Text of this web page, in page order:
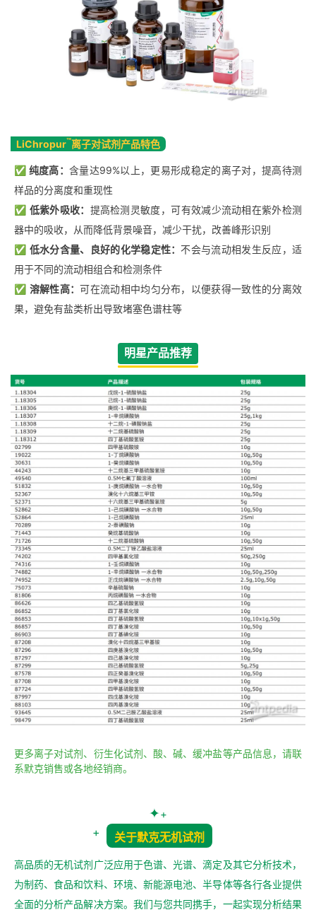
LiChropur™离子对试剂产品特色
✅ 纯度高：含量达99%以上，更易形成稳定的离子对，提高待测
样品的分离度和重现性
✅ 低紫外吸收： 提高检测灵敏度‌，可有效减少流动相在紫外检测
器中的吸收，从而降低背景噪音，减少干扰，改善峰形识别
✅ 低水分含量、良好的化学稳定性： 不会与流动相发生反应，适
用于不同的流动相组合和检测条件
✅ 溶解性高：可在流动相中均匀分布，以便获得一致性的分离效
果，避免有盐类析出导致堵塞色谱柱等
明星产品推荐
更多离子对试剂、衍生化试剂、酸、碱、缓冲盐等产品信息，请联
系默克销售或各地经销商。
✦+
+ 关于默克无机试剂
高品质的无机试剂广泛应用于色谱、光谱、滴定及其它分析技术，
为制药、食品和饮料、环境、新能源电池、半导体等各行各业提供
全面的分析产品解决方案。我们与您共同携手，一起实现分析结果